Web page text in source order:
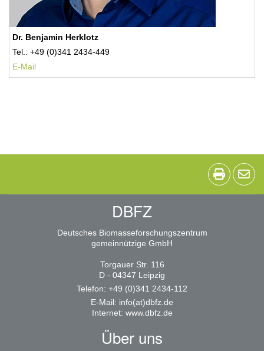
Dr. Benjamin Herklotz
Tel.: +49 (0)341 2434-449
E-Mail
DBFZ
Deutsches Biomasseforschungszentrum
gemeinnützige GmbH
Torgauer Str. 116
D - 04347 Leipzig
Telefon: +49 (0)341 2434-112
E-Mail: info(at)dbfz.de
Internet: www.dbfz.de
Über uns